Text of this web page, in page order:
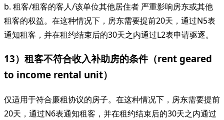
b. 租客/租客的客人/该单位其他居住者 严重影响房东或其他
租客的权益。在这种情况下，房东需要提前20天，通过N5表
通知租客，并在租约结束后的30天之内通过L2表申请驱逐。
13）租客不符合收入补助房的条件（rent geared
to income rental unit）
仅适用于符合廉租协议的房子。在这种情况下，房东需要提前
20天，通过N6表通知租客，并在租约结束后的30天之内通过